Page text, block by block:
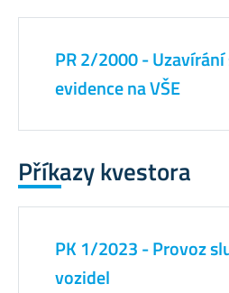
PR 2/2000 -
evidence na VŠE
Příkazy kvestora
PK 1/2023 - Provoz
vozidel